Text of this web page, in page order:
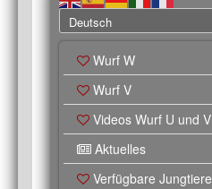
Wurf W
Wurf V
Videos Wurf U und V
Aktuelles
Verfügbare Jungtiere